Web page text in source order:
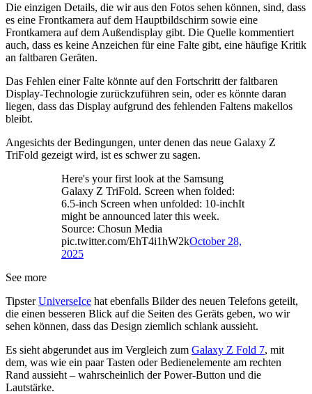
Die einzigen Details, die wir aus den Fotos sehen können, sind, dass
es eine Frontkamera auf dem Hauptbildschirm sowie eine
Frontkamera auf dem Außendisplay gibt. Die Quelle kommentiert
auch, dass es keine Anzeichen für eine Falte gibt, eine häufige Kritik
an faltbaren Geräten.
Das Fehlen einer Falte könnte auf den Fortschritt der faltbaren
Display-Technologie zurückzuführen sein, oder es könnte daran
liegen, dass das Display aufgrund des fehlenden Faltens makellos
bleibt.
Angesichts der Bedingungen, unter denen das neue Galaxy Z
TriFold gezeigt wird, ist es schwer zu sagen.
Here's your first look at the Samsung
Galaxy Z TriFold. Screen when folded:
6.5-inch Screen when unfolded: 10-inchIt
might be announced later this week.
Source: Chosun Media
pic.twitter.com/EhT4i1hW2kOctober 28,
2025
See more
TipsterUniverseIce hat ebenfalls Bilder des neuen Telefons geteilt,
die einen besseren Blick auf die Seiten des Geräts geben, wo wir
sehen können, dass das Design ziemlich schlank aussieht.
Es sieht abgerundet aus im Vergleich zum Galaxy Z Fold 7, mit
dem, was wie ein paar Tasten oder Bedienelemente am rechten
Rand aussieht – wahrscheinlich der Power-Button und die
Lautstärke.